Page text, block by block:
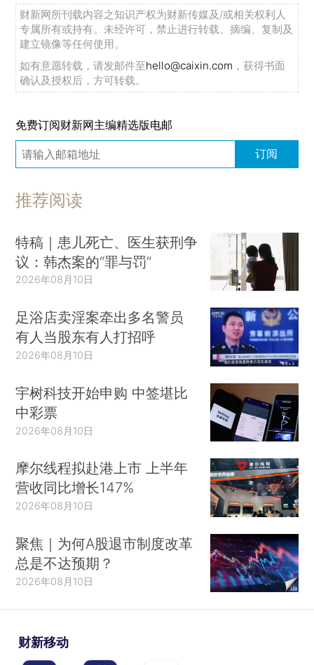
财新网所刊载内容之知识产权为财新传媒及/或相关权利人
专属所有或持有。未经许可，禁止进行转载、摘编、复制及
建立镜像等任何使用。
如有意愿转载，请发邮件至hello@caixin.com ，获得书面
确认及授权后，方可转载。
免费订阅财新网主编精选版电邮
订阅
推荐阅读
特稿｜患儿死亡、医生获刑争
议：韩杰案的“罪与罚”
2026年08月10日
足浴店卖淫案牵出多名警员
有人当股东有人打招呼
2026年08月10日
宇树科技开始申购 中签堪比
中彩票
2026年08月10日
摩尔线程拟赴港上市 上半年
营收同比增长147%
2026年08月10日
聚焦｜为何A股退市制度改革
总是不达预期？
2026年08月10日
财新移动